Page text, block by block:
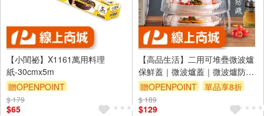
【小閨祕】X1161萬用料理
紙-30cmx5m
贈OPENPOINT
$ 179
$65
【高品生活】二用可堆疊微波爐
保鮮蓋｜微波爐蓋｜微波爐防濺
蓋｜保鮮蓋｜微波爐加熱蓋｜微
波保鮮蓋｜可堆疊保鮮蓋
贈OPENPOINT 單品享8折
$ 189
$129